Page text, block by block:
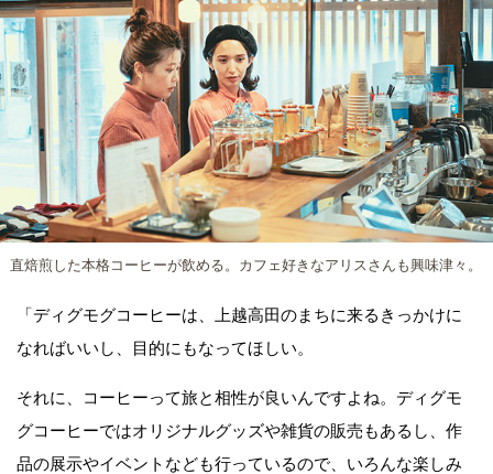
直焙煎した本格コーヒーが飲める。カフェ好きなアリスさんも興味津々。
「ディグモグコーヒーは、上越高田のまちに来るきっかけに
なればいいし、目的にもなってほしい。
それに、コーヒーって旅と相性が良いんですよね。ディグモ
グコーヒーではオリジナルグッズや雑貨の販売もあるし、作
品の展示やイベントなども行っているので、いろんな楽しみ